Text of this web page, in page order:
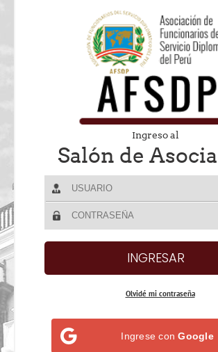
Ingreso al
Salón de
Olvidé mi contraseña
Ingrese conGoogle